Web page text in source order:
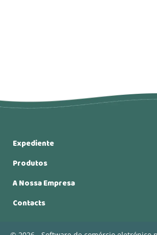
Expediente
Produtos
A Nossa Empresa
Contacts